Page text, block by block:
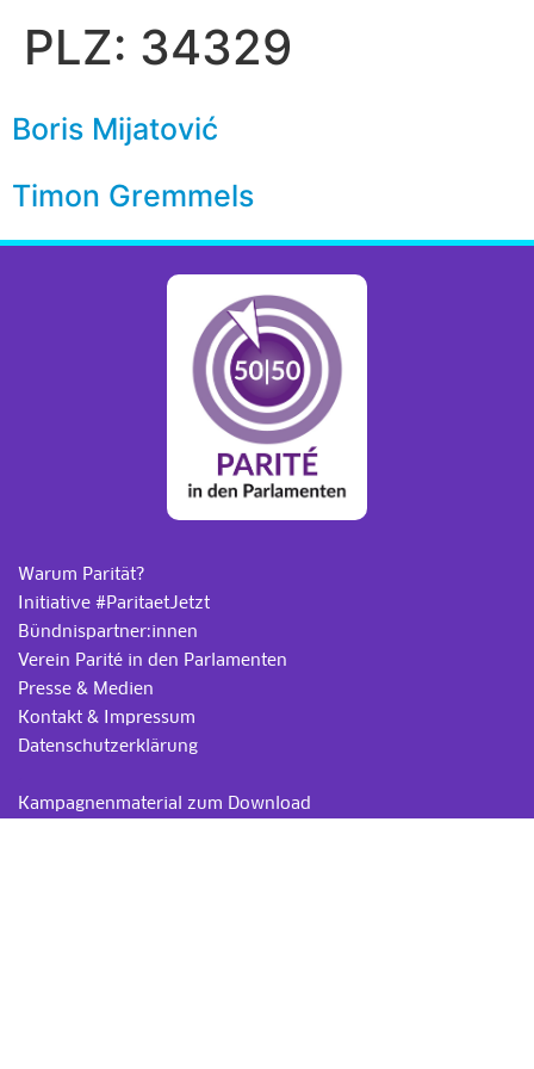
PLZ: 34329
Boris Mijatović
Timon Gremmels
Warum Parität?
Initiative #ParitaetJetzt
Bündnispartner:innen
Verein Parité in den Parlamenten
Presse & Medien
Kontakt & Impressum
Datenschutzerklärung
Kampagnenmaterial zum Download